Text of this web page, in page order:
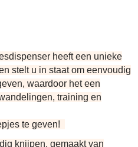
heeft een unieke
stelt u in staat om eenvoudig
waardoor het een
training en
te geven!
knijpen, gemaakt van